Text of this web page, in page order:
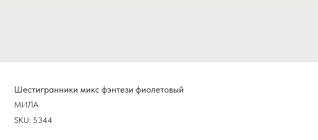
Шестигранники микс фэнтези фиолетовый
МИЛА
SKU: 5344